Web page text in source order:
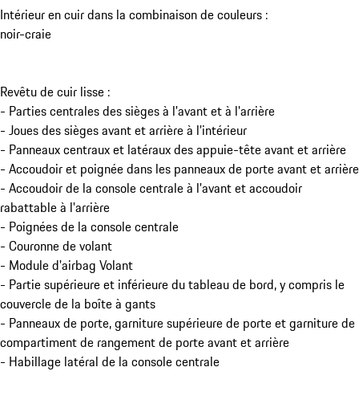
Intérieur en cuir dans la combinaison de couleurs :
noir-craie
Revêtu de cuir lisse :
- Parties centrales des sièges à l'avant et à l'arrière
- Joues des sièges avant et arrière à l'intérieur
- Panneaux centraux et latéraux des appuie-tête avant et arrière
- Accoudoir et poignée dans les panneaux de porte avant et arrière
- Accoudoir de la console centrale à l'avant et accoudoir
rabattable à l'arrière
- Poignées de la console centrale
- Couronne de volant
- Module d'airbag Volant
- Partie supérieure et inférieure du tableau de bord, y compris le
couvercle de la boîte à gants
- Panneaux de porte, garniture supérieure de porte et garniture de
compartiment de rangement de porte avant et arrière
- Habillage latéral de la console centrale